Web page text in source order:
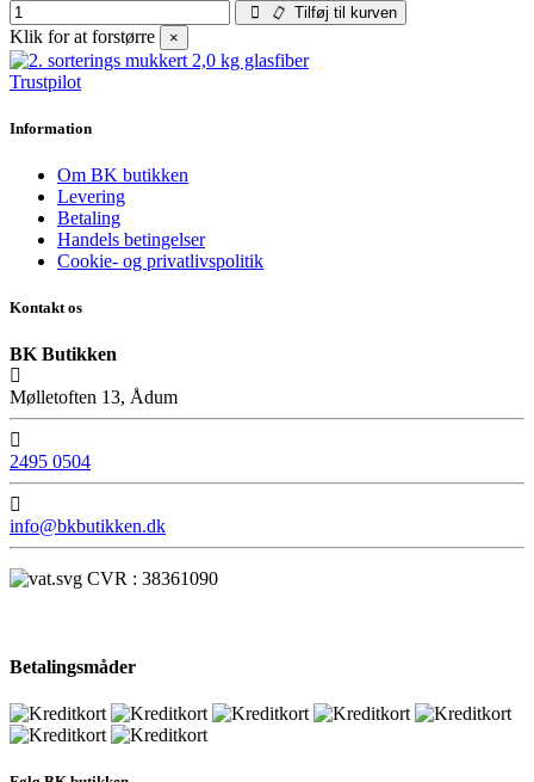
Tilføj til kurven
Klik for at forstørre ×
Trustpilot
Information
Om BK butikken
Levering
Betaling
Handels betingelser
Cookie- og privatlivspolitik
Kontakt os
BK Butikken
Mølletoften 13, Ådum
2495 0504
info@bkbutikken.dk
CVR : 38361090
Betalingsmåder